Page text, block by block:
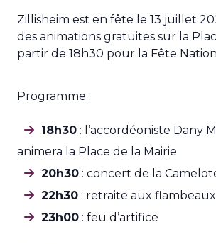
Zillisheim est en fête le 13 juillet
des animations gratuites sur la
partir de 18h30 pour la Fête
Programme :
18h30 : l’accordéoniste Dany
animera la Place de la Mairie
20h30 : concert de la
22h30 : retraite aux flambeaux
23h00 : feu d’artifice